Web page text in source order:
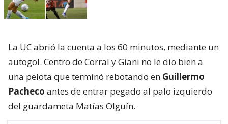
La UC abrió la cuenta a los 60 minutos, mediante un
autogol. Centro de Corral y Giani no le dio bien a
una pelota que terminó rebotando en Guillermo
Pacheco antes de entrar pegado al palo izquierdo
del guardameta Matías Olguín.